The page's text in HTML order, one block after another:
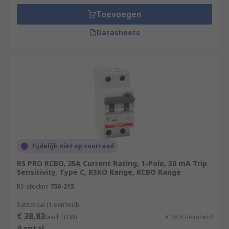
Toevoegen
Datasheets
Tijdelijk niet op voorraad
RS PRO RCBO, 25A Current Rating, 1-Pole, 30 mA Trip
Sensitivity, Type C, RSKO Range, RCBO Range
RS-stocknr. 756-215
Subtotaal (1 eenheid)
€ 38,83(excl. BTW) € 38,83/eenheid